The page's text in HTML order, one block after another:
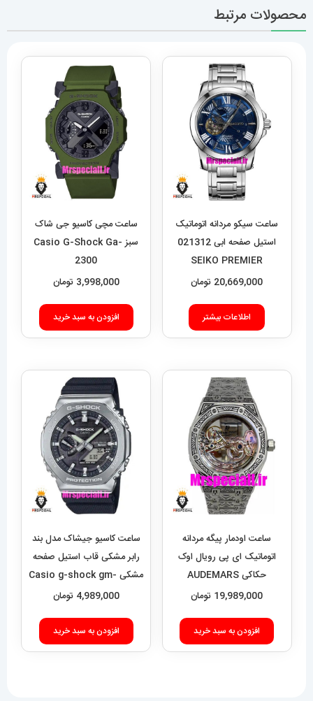
محصولات مرتبط
ساعت سیکو مردانه اتوماتیک
استیل صفحه ابی 021312
SEIKO PREMIER
20,669,000 تومان
اطلاعات بیشتر
ساعت مچی کاسیو جی شاک
سبز Casio G-Shock Ga-
2300
3,998,000 تومان
افزودن به سبد خرید
ساعت اودمار پیگه مردانه
اتوماتیک ای پی رویال اوک
حکاکی AUDEMARS
PIGUET ROYAL Oak
19,989,000 تومان
افزودن به سبد خرید
ساعت کاسیو جیشاک مدل بند
رابر مشکی قاب استیل صفحه
مشکی Casio g-shock gm-
2100 021462
4,989,000 تومان
افزودن به سبد خرید